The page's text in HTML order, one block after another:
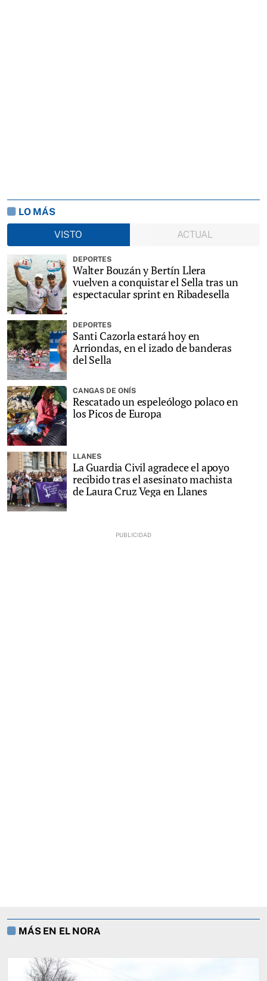
LO MÁS
VISTO
ACTUAL
DEPORTES
Walter Bouzán y Bertín Llera
vuelven a conquistar el Sella tras un
espectacular sprint en Ribadesella
DEPORTES
Santi Cazorla estará hoy en
Arriondas, en el izado de banderas
del Sella
CANGAS DE ONÍS
Rescatado un espeleólogo polaco en
los Picos de Europa
LLANES
La Guardia Civil agradece el apoyo
recibido tras el asesinato machista
de Laura Cruz Vega en Llanes
MÁS EN EL NORA